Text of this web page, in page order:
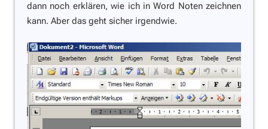
dann noch erklären, wie ich in Word Noten zeichnen
kann. Aber das geht sicher irgendwie.